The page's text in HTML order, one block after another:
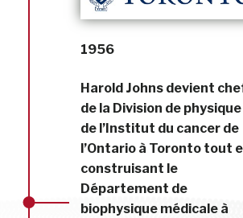
1956
Harold Johns devient
de la Division de physique
de l’Institut du cancer de
l’Ontario à Toronto tout
construisant le
Département de
biophysique médicale à